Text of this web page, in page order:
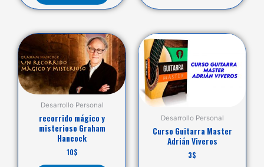
Desarrollo Personal
recorrido mágico y
misterioso Graham
Hancock
10$
Desarrollo Personal
Curso Guitarra Master
Adrián Viveros
3$